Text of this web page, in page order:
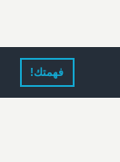
فهمتك!